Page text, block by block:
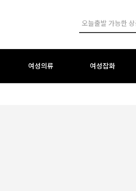
여성의류 여성잡화